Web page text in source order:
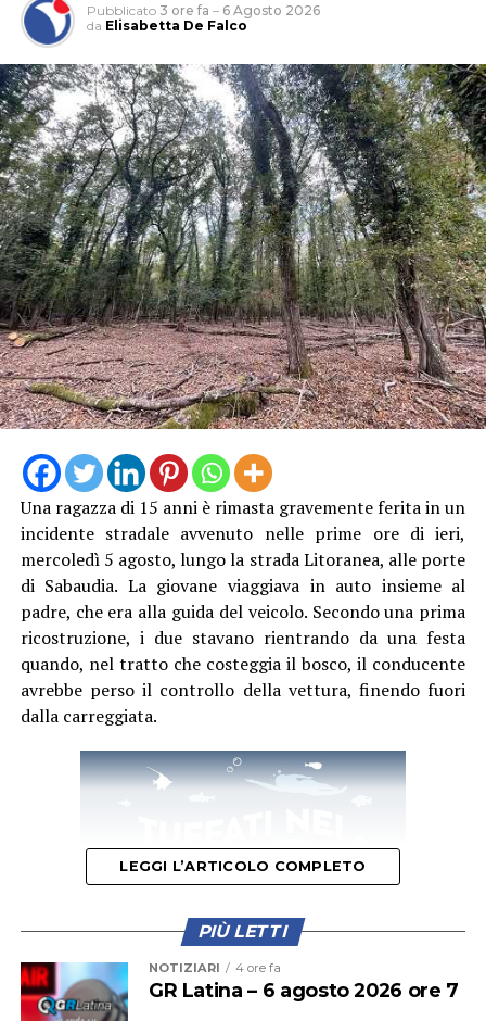
Nel corso della perquisizione i carabinieri hanno
rinvenuto l’ingente quantitativo di droga, facendo
scattare l’arresto di cinque persone, due italiane e tre
straniere. La sostanza stupefacente è stata sequestrata,
mentre gli arrestati sono stati trasferiti nel carcere di
Latina, dove restano a disposizione dell’autorità
giudiziaria. Nei prossimi giorni saranno interrogati dal
giudice per le indagini preliminari nell’ambito
dell’udienza di convalida.
Le indagini dei Carabinieri proseguono per ricostruire i
ruoli delle persone coinvolte e individuare eventuali
ulteriori responsabilità.
Pubblicato 3 ore fa – 6 Agosto 2026
da Elisabetta De Falco
Una ragazza di 15 anni è rimasta gravemente ferita in un
incidente stradale avvenuto nelle prime ore di ieri,
mercoledì 5 agosto, lungo la strada Litoranea, alle porte
di Sabaudia. La giovane viaggiava in auto insieme al
padre, che era alla guida del veicolo. Secondo una prima
ricostruzione, i due stavano rientrando da una festa
quando, nel tratto che costeggia il bosco, il conducente
avrebbe perso il controllo della vettura, finendo fuori
dalla carreggiata.
LEGGI L’ARTICOLO COMPLETO
PIÙ LETTI
NOTIZIARI 4 ore fa
GR Latina – 6 agosto 2026 ore 7